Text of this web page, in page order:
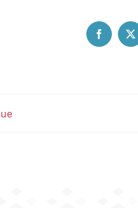
Facebook
X